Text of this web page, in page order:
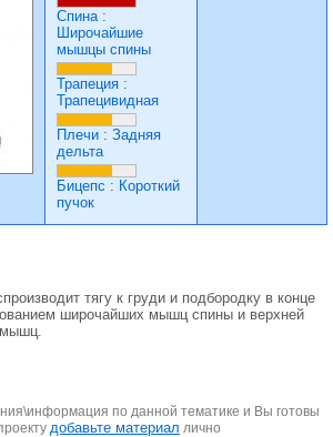
Спина:
Широчайшие
мышцы спины
Трапеция :
Трапецивидная
Плечи : Задняя
дельта
Бицепс : Короткий
пучок
тягу к груди и подбородку в конце
широчайших мышц спины и верхней
мышц.
по данной тематике и Вы готовы
добавьте материал лично